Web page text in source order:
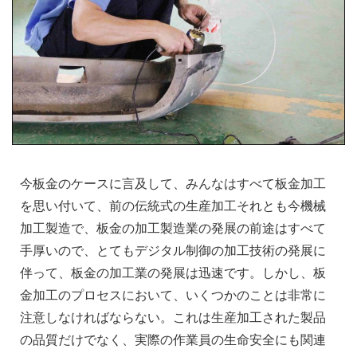
今板金のケースに言及して、みんなはすべて板金加工
を思い付いて、前の伝統式の生産加工それとも今機械
加工製造で、板金の加工製造業の発展の前途はすべて
手厚いので、とてもデジタル制御の加工技術の発展に
伴って、板金の加工業の発展は迅速です。しかし、板
金加工のプロセスにおいて、いくつかのことは非常に
注意しなければならない。これは生産加工された製品
の品質だけでなく、実際の作業員の生命安全にも関連